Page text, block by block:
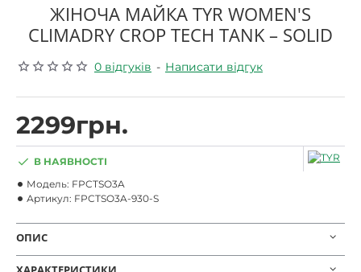
ЖІНОЧА МАЙКА TYR WOMEN'S
CLIMADRY CROP TECH TANK – SOLID
0 відгуків - Написати відгук
2299грн.
В НАЯВНОСТІ
Модель: FPCTSO3A
Артикул: FPCTSO3A-930-S
ОПИС